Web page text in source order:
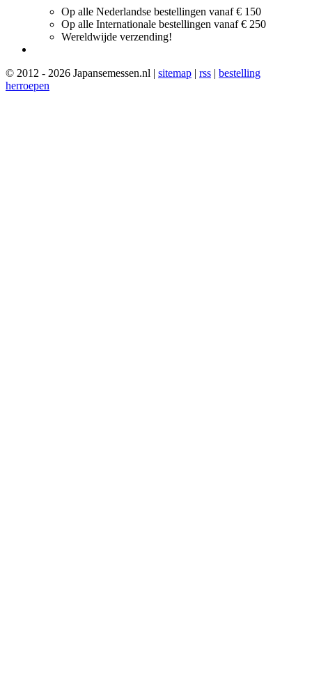
Op alle Nederlandse bestellingen vanaf € 150
Op alle Internationale bestellingen vanaf € 250
Wereldwijde verzending!
© 2012 - 2026 Japansemessen.nl | sitemap | rss | bestelling
herroepen